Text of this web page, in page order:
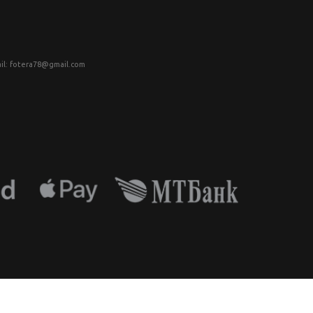
fotera78@gmail.com